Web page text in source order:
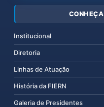
CONHEÇA
Institucional
Diretoria
Linhas de Atuação
História da FIERN
Galeria de Presidentes